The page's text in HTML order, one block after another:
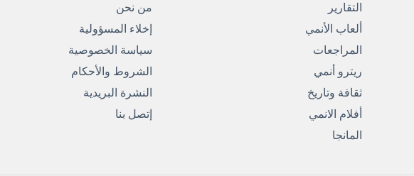
التقارير
ألعاب الأنمي
المراجعات
ريترو أنمي
ثقافة وتاريخ
أفلام الانمي
المانجا
من نحن
إخلاء المسؤولية
سياسة الخصوصية
الشروط والأحكام
النشرة البريدية
إتصل بنا